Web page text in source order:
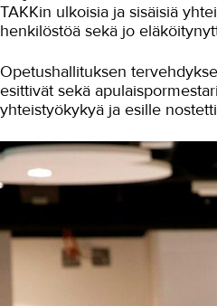
TAKKin ulkoisia ja sisäisiä
henkilöstöä sekä jo
Opetushallituksen
esittivät sekä apulaispormestari
yhteistyökykyä ja esille